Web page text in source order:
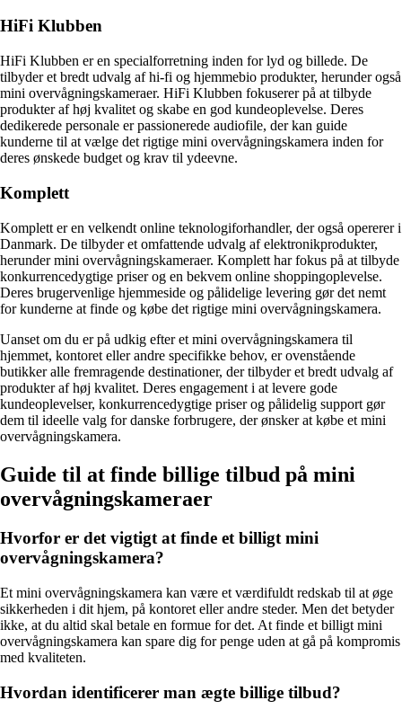
HiFi Klubben
HiFi Klubben er en specialforretning inden for lyd og billede. De
tilbyder et bredt udvalg af hi-fi og hjemmebio produkter, herunder også
mini overvågningskameraer. HiFi Klubben fokuserer på at tilbyde
produkter af høj kvalitet og skabe en god kundeoplevelse. Deres
dedikerede personale er passionerede audiofile, der kan guide
kunderne til at vælge det rigtige mini overvågningskamera inden for
deres ønskede budget og krav til ydeevne.
Komplett
Komplett er en velkendt online teknologiforhandler, der også opererer i
Danmark. De tilbyder et omfattende udvalg af elektronikprodukter,
herunder mini overvågningskameraer. Komplett har fokus på at tilbyde
konkurrencedygtige priser og en bekvem online shoppingoplevelse.
Deres brugervenlige hjemmeside og pålidelige levering gør det nemt
for kunderne at finde og købe det rigtige mini overvågningskamera.
Uanset om du er på udkig efter et mini overvågningskamera til
hjemmet, kontoret eller andre specifikke behov, er ovenstående
butikker alle fremragende destinationer, der tilbyder et bredt udvalg af
produkter af høj kvalitet. Deres engagement i at levere gode
kundeoplevelser, konkurrencedygtige priser og pålidelig support gør
dem til ideelle valg for danske forbrugere, der ønsker at købe et mini
overvågningskamera.
Guide til at finde billige tilbud på mini
overvågningskameraer
Hvorfor er det vigtigt at finde et billigt mini
overvågningskamera?
Et mini overvågningskamera kan være et værdifuldt redskab til at øge
sikkerheden i dit hjem, på kontoret eller andre steder. Men det betyder
ikke, at du altid skal betale en formue for det. At finde et billigt mini
overvågningskamera kan spare dig for penge uden at gå på kompromis
med kvaliteten.
Hvordan identificerer man ægte billige tilbud?